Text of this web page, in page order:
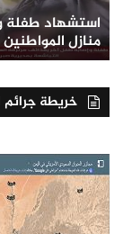
استشهاد
منازل
خريطة جرائم